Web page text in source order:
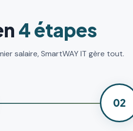
4 étapes
salaire, SmartWAY IT gère tout.
02